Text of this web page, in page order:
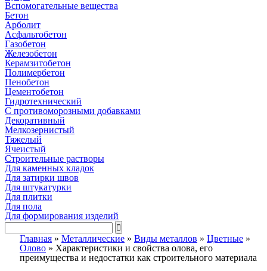
Вспомогательные вещества
Бетон
Арболит
Асфальтобетон
Газобетон
Железобетон
Керамзитобетон
Полимербетон
Пенобетон
Цементобетон
Гидротехнический
C противоморозными добавками
Декоративный
Мелкозернистый
Тяжелый
Ячеистый
Строительные растворы
Для каменных кладок
Для затирки швов
Для штукатурки
Для плитки
Для пола
Для формирования изделий
Главная » Металлические » Виды металлов » Цветные »
Олово » Характеристики и свойства олова, его
преимущества и недостатки как строительного материала